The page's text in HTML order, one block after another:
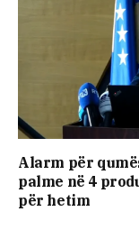
Alarm për
palme në 4
për hetim